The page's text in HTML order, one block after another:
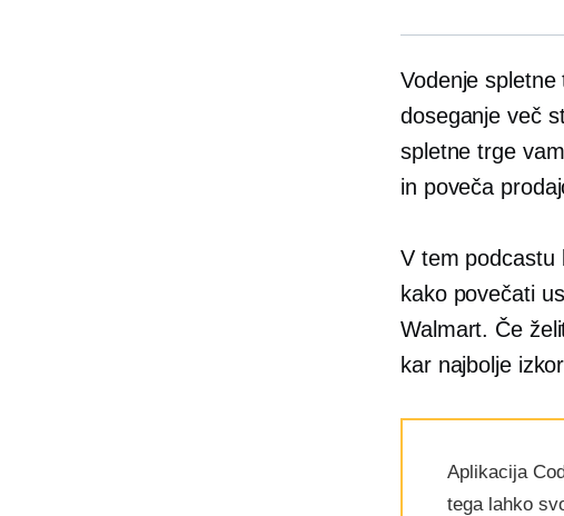
Vodenje
doseganje več
spletne trge
in poveča
V tem podcastu
kako povečati
Walmart. Če
kar najbolje
Aplikacija
tega lahko